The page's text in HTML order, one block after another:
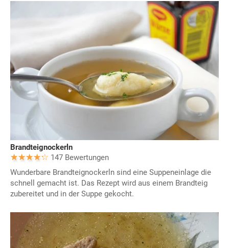
Brandteignockerln
147 Bewertungen
Wunderbare Brandteignockerln sind eine Suppeneinlage die
schnell gemacht ist. Das Rezept wird aus einem Brandteig
zubereitet und in der Suppe gekocht.